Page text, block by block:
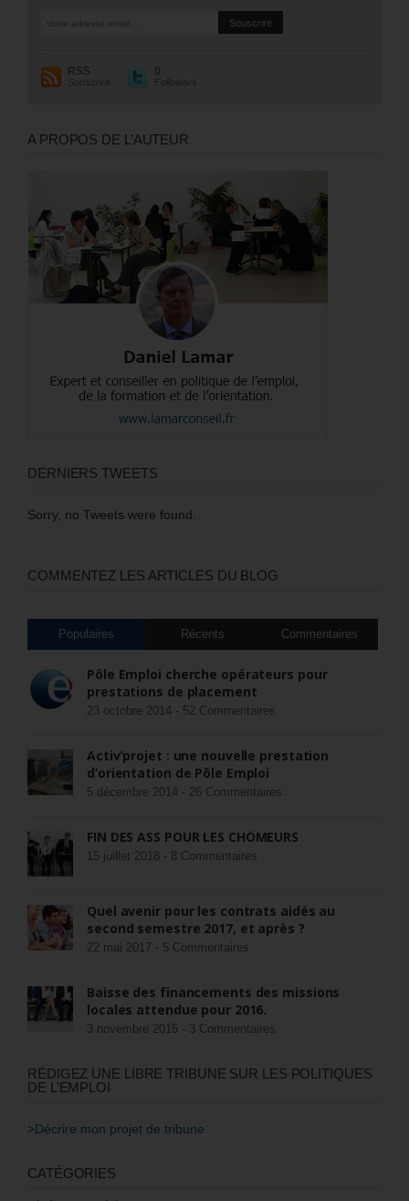
RSS
Souscrire
0
Followers
A PROPOS DE L’AUTEUR
DERNIERS TWEETS
Sorry, no Tweets were found.
COMMENTEZ LES ARTICLES DU BLOG
Populaires Récents Commentaires
Pôle Emploi cherche opérateurs pour
prestations de placement
23 octobre 2014 - 52 Commentaires
Activ’projet : une nouvelle prestation
d’orientation de Pôle Emploi
5 décembre 2014 - 26 Commentaires
FIN DES ASS POUR LES CHÔMEURS
15 juillet 2018 - 8 Commentaires
Quel avenir pour les contrats aidés au
second semestre 2017, et après ?
22 mai 2017 - 5 Commentaires
Baisse des financements des missions
locales attendue pour 2016.
3 novembre 2015 - 3 Commentaires
RÉDIGEZ UNE LIBRE TRIBUNE SUR LES POLITIQUES
DE L’EMPLOI
>Décrire mon projet de tribune
CATÉGORIES